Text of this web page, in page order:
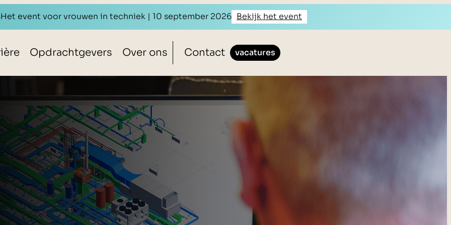
Het event voor vrouwen in techniek | 10 september 2026 Bekijk het event
Opdrachtgevers Over ons Contact vacatures